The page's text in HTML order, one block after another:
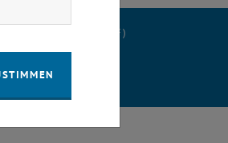
(PDF)